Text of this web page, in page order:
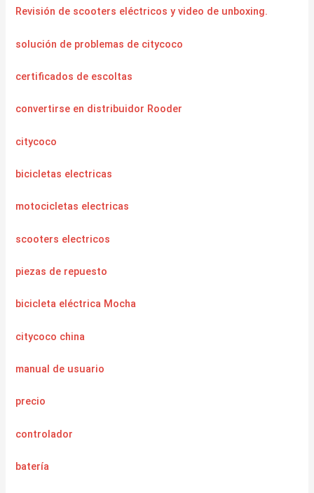
Revisión de scooters eléctricos y video de unboxing.
solución de problemas de citycoco
certificados de escoltas
convertirse en distribuidor Rooder
citycoco
bicicletas electricas
motocicletas electricas
scooters electricos
piezas de repuesto
bicicleta eléctrica Mocha
citycoco china
manual de usuario
precio
controlador
batería